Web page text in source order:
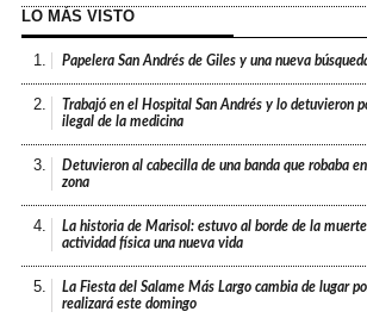
LO MÁS VISTO
1. Papelera San Andrés de Giles y una nueva
2.
Trabajó en el Hospital San Andrés y lo detuvieron
ilegal de la medicina
3.
Detuvieron al cabecilla de una banda que robaba
zona
4.
La historia de Marisol: estuvo al borde de la
actividad física una nueva vida
5.
La Fiesta del Salame Más Largo cambia de lugar
realizará este domingo